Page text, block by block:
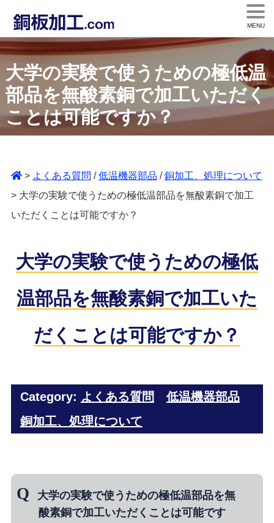
MENU
大学の実験で使うための極低温
部品を無酸素銅で加工いただく
ことは可能ですか？
> よくある質問 /低温機器部品 /銅加工、処理について
> 大学の実験で使うための極低温部品を無酸素銅で加工
いただくことは可能ですか？
大学の実験で使うための極低
温部品を無酸素銅で加工いた
だくことは可能ですか？
Category: よくある質問
低温機器部品
銅加工、処理について
大学の実験で使うための極低温部品を無
酸素銅で加工いただくことは可能です